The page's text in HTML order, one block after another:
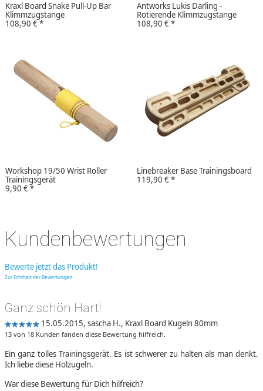
Kraxl Board Snake Pull-Up Bar
Klimmzugstange
108,90 €*
Antworks Lukis Darling -
Rotierende Klimmzugstange
108,90 €*
Workshop 19/50 Wrist Roller
Trainingsgerät
9,90 €*
Linebreaker Base Trainingsboard
119,90 €*
Kundenbewertungen
Bewerte jetzt das Produkt!
Zur Echtheit der Bewertungen
Ganz schön Hart!
15.05.2015, sascha H., Kraxl Board Kugeln 80mm
13 von 18 Kunden fanden diese Bewertung hilfreich.
Ein ganz tolles Trainingsgerät. Es ist schwerer zu halten als man denkt.
Ich liebe diese Holzugeln.
War diese Bewertung für Dich hilfreich?